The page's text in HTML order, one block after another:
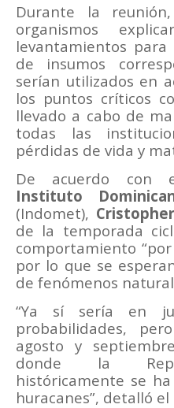
Durante la
organismos
levantamientos
de insumos
serían utilizados en
los puntos críticos
llevado a cabo de
todas las
pérdidas de vida y
De acuerdo con
Instituto
(Indomet),
de la temporada
comportamiento
por lo que se
de fenómenos
“Ya sí sería en
probabilidades,
agosto y
donde la
históricamente se
huracanes”, detalló